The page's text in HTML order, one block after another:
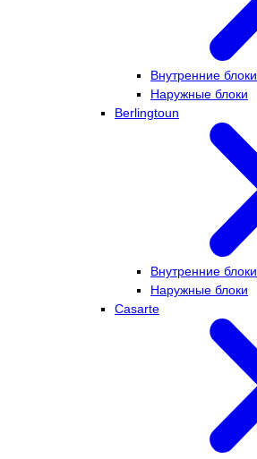
Внутренние блоки
Наружные блоки
Berlingtoun
Внутренние блоки
Наружные блоки
Casarte